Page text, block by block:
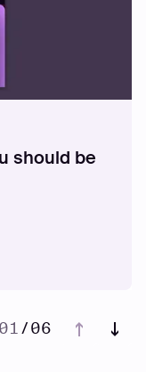
should be
01/06